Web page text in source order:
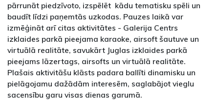
pārrunāt piedzīvoto, izspēlēt kādu tematisku spēli un
baudīt līdzi paņemtās uzkodas. Pauzes laikā var
izmēģināt arī citas aktivitātes - Galerija Centrs
izklaides parkā pieejama karaoke, airsoft šautuve un
virtuālā realitāte, savukārt Juglas izklaides parkā
pieejams lāzertags, airsofts un virtuālā realitāte.
Plašais aktivitāšu klāsts padara ballīti dinamisku un
pielāgojamu dažādām interesēm, saglabājot vieglu
sacensību garu visas dienas garumā.